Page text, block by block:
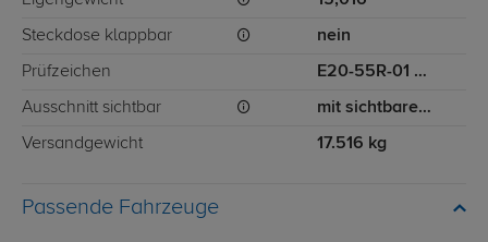
Steckdose klappbar nein
Prüfzeichen E20-55R-01 0977
Ausschnitt sichtbar mit sichtbarem Ausschnitt für Stoßstange
Versandgewicht 17.516 kg
Passende Fahrzeuge